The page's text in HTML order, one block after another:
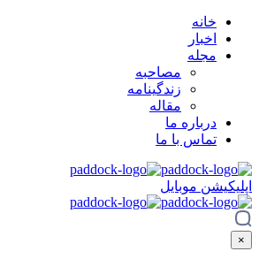
خانه
اخبار
مجله
مصاحبه
زندگینامه
مقاله
درباره ما
تماس با ما
اپلیکیشن موبایل
×